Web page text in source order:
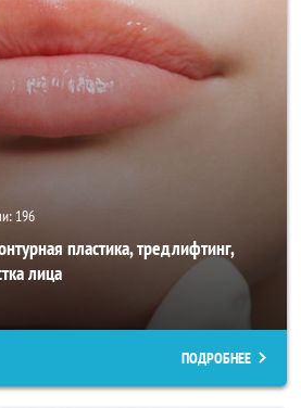
196
пластика, тредлифтинг,
лица
ПОДРОБНЕЕ